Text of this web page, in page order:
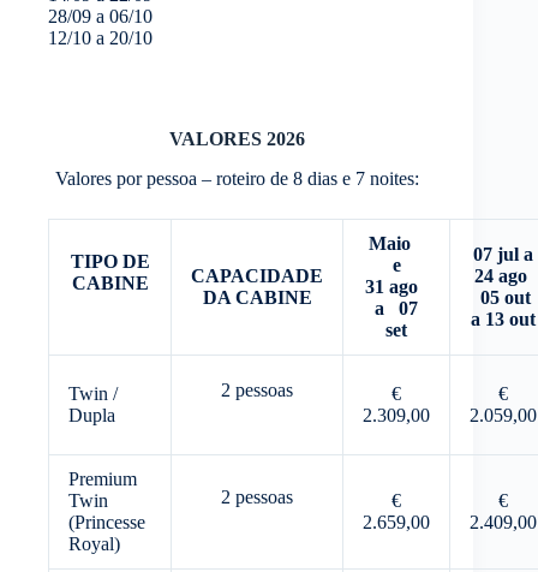
28/09 a 06/10
12/10 a 20/10
VALORES 2026
Valores por pessoa – roteiro de 8 dias e 7 noites:
TIPO DE
CABINE
CAPACIDADE
DA CABINE
Maio
e
31 ago
a 07
set
07 jul a
24 ago
05 out
a 13 out
Twin /
Dupla
2 pessoas
€
2.309,00
€
2.059,00
Premium
Twin
(Princesse
Royal)
2 pessoas
€
2.659,00
€
2.409,00